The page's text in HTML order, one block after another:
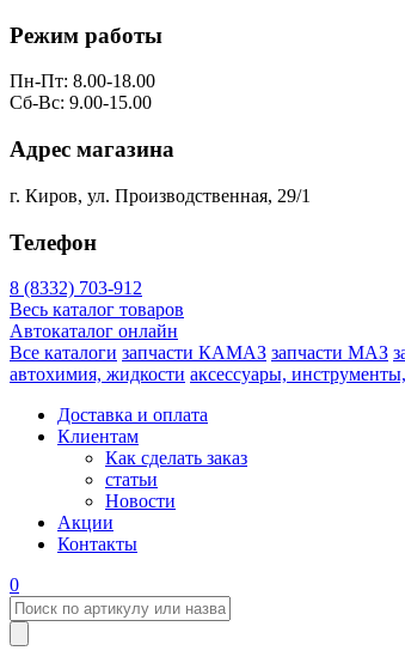
Режим работы
Пн-Пт: 8.00-18.00
Сб-Вс: 9.00-15.00
Адрес магазина
г. Киров, ул. Производственная, 29/1
Телефон
8 (8332) 703-912
Весь каталог товаров
Автокаталог онлайн
Все каталоги запчасти КАМАЗ запчасти МАЗ
автохимия, жидкости аксессуары,
Доставка и оплата
Клиентам
Как сделать заказ
статьи
Новости
Акции
Контакты
0